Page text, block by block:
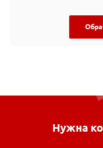
Нужна